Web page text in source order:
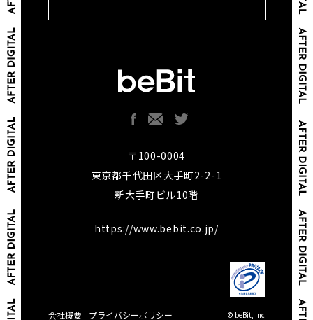
〒100-0004
東京都千代田区大手町2-2-1
新大手町ビル10階
https://www.bebit.co.jp/
会社概要 プライバシーポリシー © beBit, Inc